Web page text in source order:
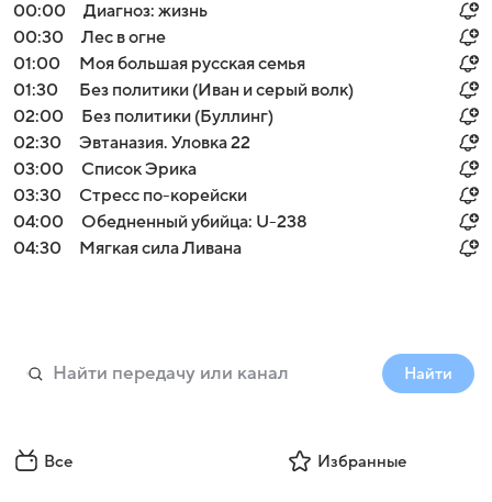
00:00
Диагноз: жизнь
00:30
Лес в огне
01:00
Моя большая русская семья
01:30
Без политики (Иван и серый волк)
02:00
Без политики (Буллинг)
02:30
Эвтаназия. Уловка 22
03:00
Список Эрика
03:30
Стресс по-корейски
04:00
Обедненный убийца: U-238
04:30
Мягкая сила Ливана
Найти
Все Избранные